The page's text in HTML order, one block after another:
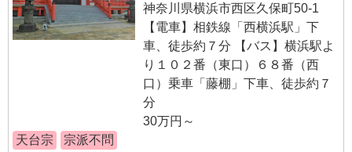
神奈川県横浜市西区久保町50-1
【電車】相鉄線「西横浜駅」下
車、徒歩約７分 【バス】横浜駅よ
り１０２番（東口）６８番（西
口）乗車「藤棚」下車、徒歩約７
分
30万円～
天台宗
宗派不問